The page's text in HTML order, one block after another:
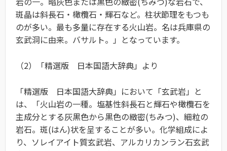
斑晶は斜長石・橄欖石・輝石など。柱状節理をもつも
のが多い。最も多量に存在する火山岩。名は兵庫県の
玄武洞に由来。バサルト。」となっています。
（2）「精選版 日本国語大辞典」より
「精選版 日本国語大辞典」において「玄武岩」と
は、「火山岩の一種。塩基性斜長石と輝石や橄欖石を
主成分とする灰黒色から黒色の緻密(ちみつ)、細粒の
岩石。斑(はん)状を呈することが多い。化学組成によ
り、ソレイアイト質玄武岩、アルカリカンラン石玄武